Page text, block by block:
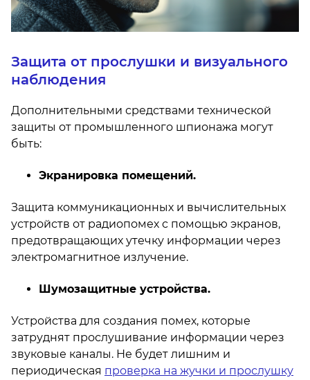
Защита от прослушки и визуального
наблюдения
Дополнительными средствами технической
защиты от промышленного шпионажа могут
быть:
Экранировка помещений.
Защита коммуникационных и вычислительных
устройств от радиопомех с помощью экранов,
предотвращающих утечку информации через
электромагнитное излучение.
Шумозащитные устройства.
Устройства для создания помех, которые
затруднят прослушивание информации через
звуковые каналы. Не будет лишним и
периодическая проверка на жучки и прослушку